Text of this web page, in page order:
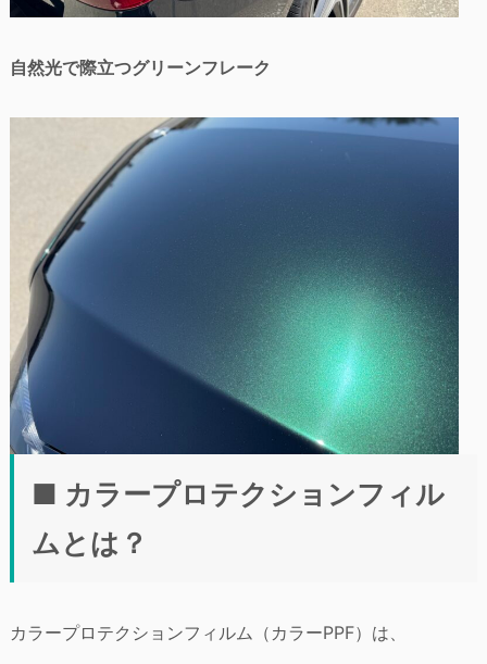
自然光で際立つグリーンフレーク
■ カラープロテクションフィル
ムとは？
カラープロテクションフィルム（カラーPPF）は、